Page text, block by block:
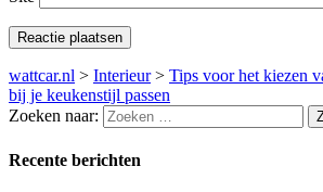
wattcar.nl > Interieur> Tips voor het kiezen
bij je keukenstijl passen
Zoeken naar:
Recente berichten